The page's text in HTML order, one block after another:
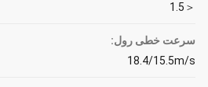
＜1.5
سرعت خطی رول:
18.4/15.5m/s